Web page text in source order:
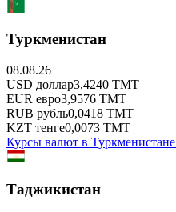
Туркменистан
08.08.26
USD доллар3,4240 TMT
EUR евро3,9576 TMT
RUB рубль0,0418 TMT
KZT тенге0,0073 TMT
Курсы валют в Туркменистане
Таджикистан